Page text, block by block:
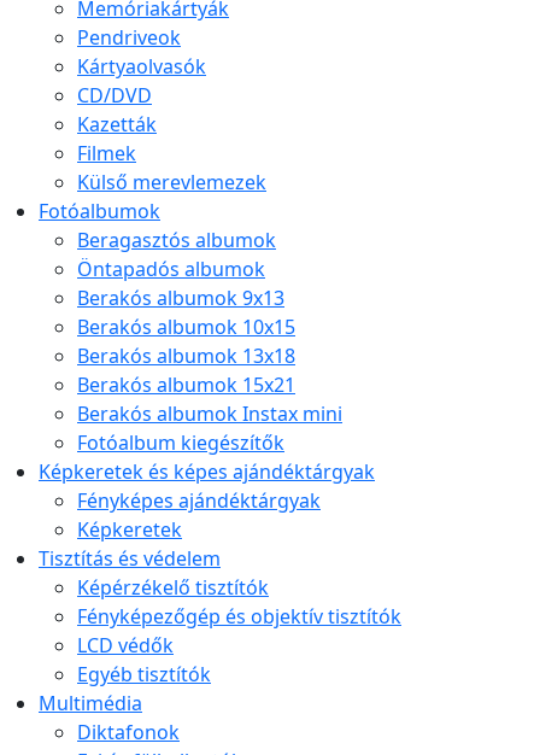
Memóriakártyák
Pendriveok
Kártyaolvasók
CD/DVD
Kazetták
Filmek
Külső merevlemezek
Fotóalbumok
Beragasztós albumok
Öntapadós albumok
Berakós albumok 9x13
Berakós albumok 10x15
Berakós albumok 13x18
Berakós albumok 15x21
Berakós albumok Instax mini
Fotóalbum kiegészítők
Képkeretek és képes ajándéktárgyak
Fényképes ajándéktárgyak
Képkeretek
Tisztítás és védelem
Képérzékelő tisztítók
Fényképezőgép és objektív tisztítók
LCD védők
Egyéb tisztítók
Multimédia
Diktafonok